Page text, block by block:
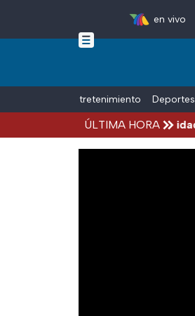
Skip to main content
en vivo
Entretenimiento Deportes
ÚLTIMA HORA
por alerta de seguridad